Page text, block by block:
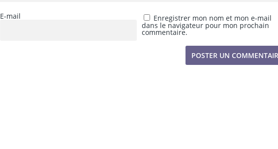
E-mail Enregistrer mon nom et mon e-mail
dans le navigateur pour mon prochain
commentaire.